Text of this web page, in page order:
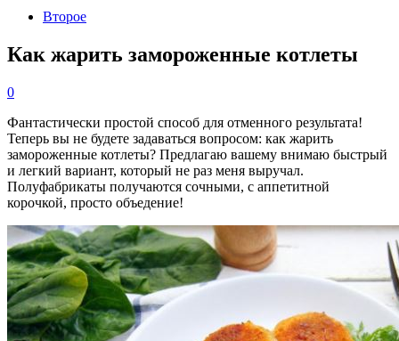
Второе
Как жарить замороженные котлеты
0
Фантастически простой способ для отменного результата!
Теперь вы не будете задаваться вопросом: как жарить
замороженные котлеты? Предлагаю вашему внимаю быстрый
и легкий вариант, который не раз меня выручал.
Полуфабрикаты получаются сочными, с аппетитной
корочкой, просто объедение!